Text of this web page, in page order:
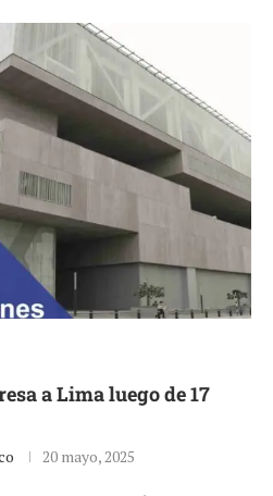
a Lima luego de 17
20 mayo, 2025